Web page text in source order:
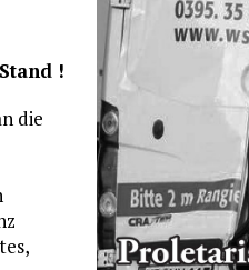
!
die